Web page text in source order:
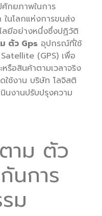
ศักยภาพในการ
ในโลกแห่งการขนส่ง
ลยีอย่างหนึ่งซึ่งปฏิวัติ
ตัว Gps อุปกรณ์ที่ใช้
(GPS) เพื่อ
รือสินค้าตามเวลาจริง
ใช้งาน บริษัท โลจิสติ
นงานปรับปรุงความ
าม ตัว
นการ
ม